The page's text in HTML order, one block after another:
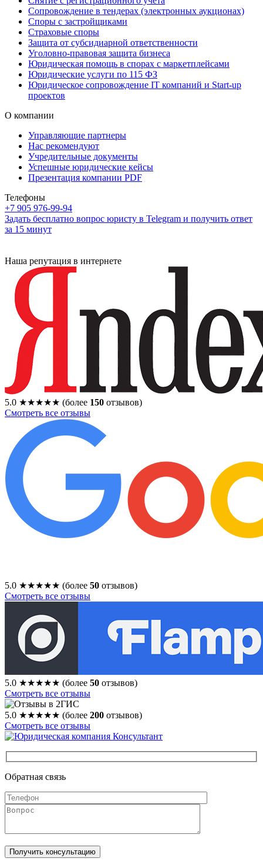
Сопровождение в тендерах (электронных аукционах)
Споры с застройщиками
Страховые споры
Защита от субсидиарной ответственности
Уголовно-правовая защита бизнеса
Юридическая помощь в спорах с маркетплейсами
Юридические услуги по 115 ФЗ
Юридическое сопровождение IT компаний и Start-up
проектов
О компании
Управляющие партнеры
Нас рекомендуют
Учредительные документы
Успешные юридические кейсы
Презентация компании PDF
Телефоны
+7 905 976-99-94
Задать бесплатно вопрос юристу в Telegram и получить ответ
за 15 минут
Наша репутация в интернете
5.0 ★★★★★ (более 150 отзывов)
Смотреть все отзывы
5.0 ★★★★★ (более 50 отзывов)
Смотреть все отзывы
5.0 ★★★★★ (более 50 отзывов)
Смотреть все отзывы
5.0 ★★★★★ (более 200 отзывов)
Смотреть все отзывы
Обратная связь